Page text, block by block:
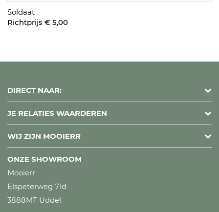
Soldaat
Richtprijs € 5,00
DIRECT NAAR:
JE RELATIES WAARDEREN
WIJ ZIJN MOOIERR
ONZE SHOWROOM
Mooierr
Elspeterweg 71d
3888MT Uddel